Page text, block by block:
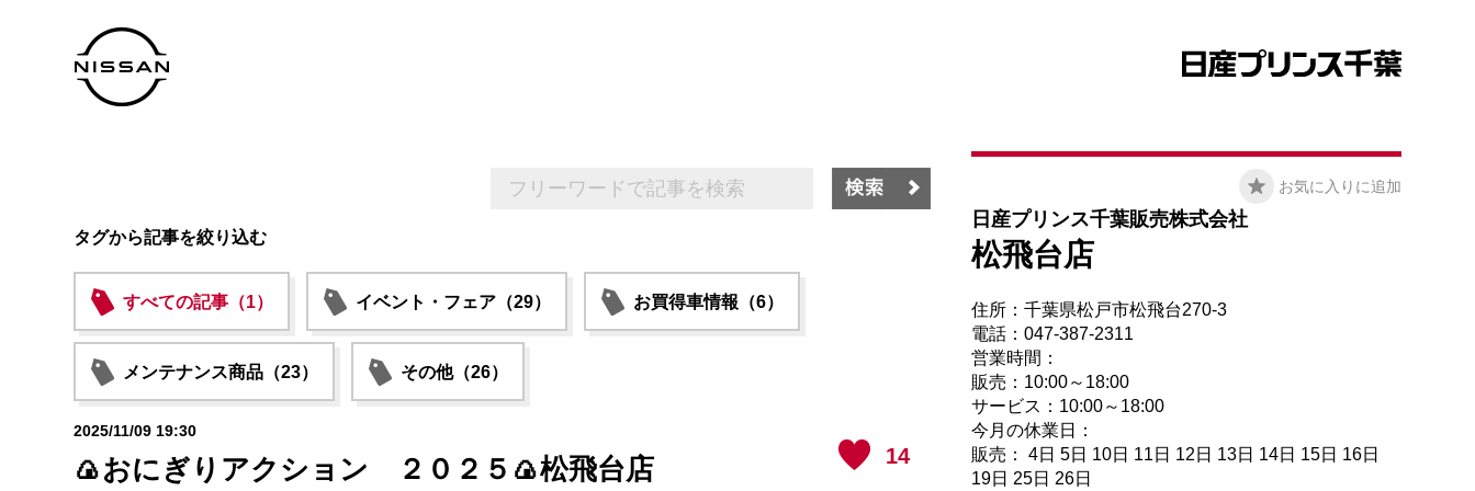
タグから記事を絞り込む
すべての記事（1） イベント・フェア（29） お買得車情報（6）
メンテナンス商品（23） その他（26）
14
2025/11/09 19:30
🍙おにぎりアクション ２０２５🍙松飛台店
お気に入りに追加
日産プリンス千葉販売株式会社
松飛台店
住所：千葉県松戸市松飛台270-3
電話：047-387-2311
営業時間：
販売：10:00～18:00
サービス：10:00～18:00
今月の休業日：
販売： 4日 5日 10日 11日 12日 13日 14日 15日 16日
19日 25日 26日